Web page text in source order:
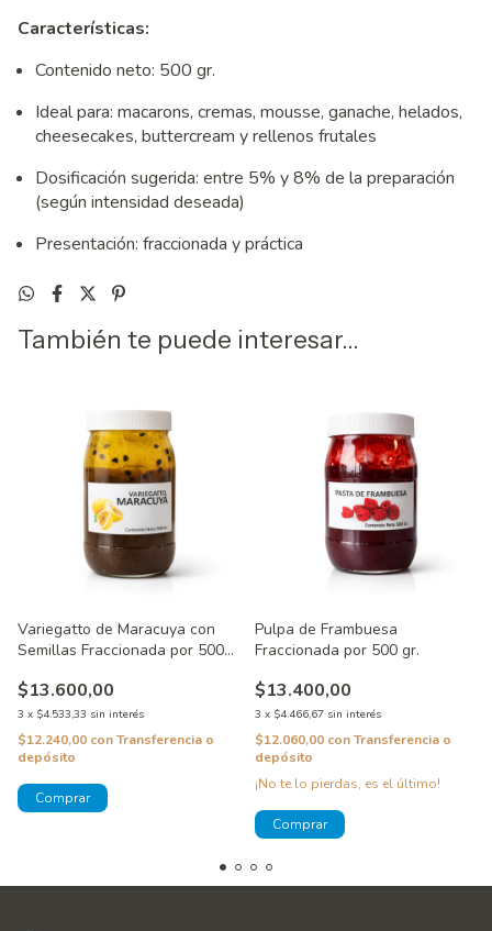
Características:
Contenido neto: 500 gr.
Ideal para: macarons, cremas, mousse, ganache, helados,
cheesecakes, buttercream y rellenos frutales
Dosificación sugerida: entre 5% y 8% de la preparación
(según intensidad deseada)
Presentación: fraccionada y práctica
También te puede interesar...
Variegatto de Maracuya con
Semillas Fraccionada por 500
$13.600,00
3 x $4.533,33 sin interés
$12.240,00 conTransferencia o
depósito
Pulpa de Frambuesa
Fraccionada por 500 gr.
$13.400,00
3 x $4.466,67 sin interés
$12.060,00 conTransferencia o
depósito
¡No te lo pierdas, es el último!